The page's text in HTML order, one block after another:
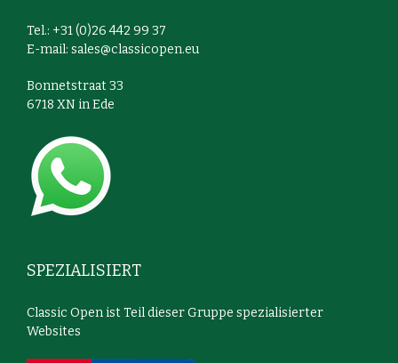
Tel.: +31 (0)26 442 99 37
E-mail: sales@classicopen.eu
Bonnetstraat 33
6718 XN in Ede
SPEZIALISIERT
Classic Open ist Teil dieser Gruppe spezialisierter
Websites